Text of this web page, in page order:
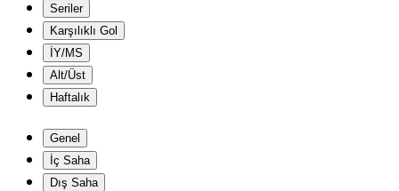
Seriler
Karşılıklı Gol
İY/MS
Alt/Üst
Haftalık
Genel
İç Saha
Dış Saha